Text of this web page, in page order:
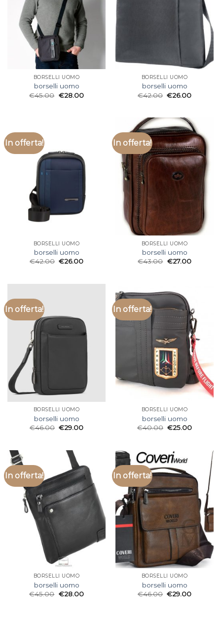
BORSELLI UOMO
borselli uomo
€45.00 €28.00
BORSELLI UOMO
borselli uomo
€42.00 €26.00
In offerta!
BORSELLI UOMO
borselli uomo
€42.00 €26.00
In offerta!
BORSELLI UOMO
borselli uomo
€43.00 €27.00
In offerta!
BORSELLI UOMO
borselli uomo
€46.00 €29.00
In offerta!
BORSELLI UOMO
borselli uomo
€40.00 €25.00
In offerta!
BORSELLI UOMO
borselli uomo
€45.00 €28.00
In offerta!
BORSELLI UOMO
borselli uomo
€46.00 €29.00